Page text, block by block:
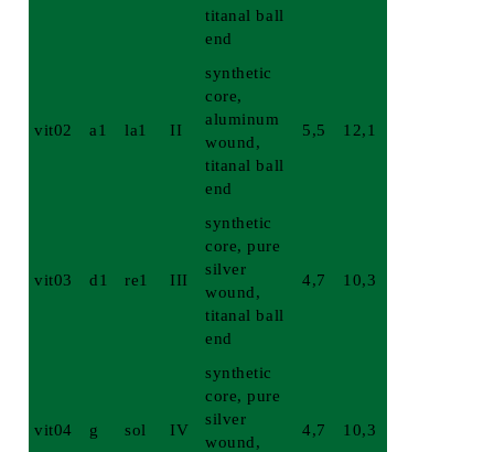
titanal ball
end
vit02 a1 la1 II
synthetic
core,
aluminum
wound,
titanal ball
end
5,5 12,1
vit03 d1 re1 III
synthetic
core, pure
silver
wound,
titanal ball
end
4,7 10,3
vit04 g sol IV
synthetic
core, pure
silver
wound,
4,7 10,3